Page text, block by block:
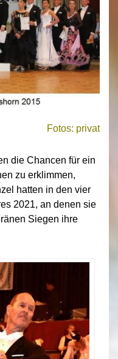
Fotos: privat
die Chancen für ein
zu erklimmen,
hatten in den vier
2021, an denen sie
Siegen ihre